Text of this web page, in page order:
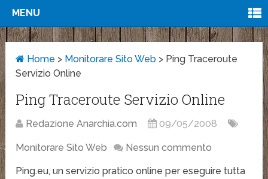
MENU
Home > Monitorare Sito Web > Ping Traceroute
Servizio Online
Ping Traceroute Servizio Online
Redazione Anarchia.com 09/05/2008
Monitorare Sito Web Nessun commento
Ping.eu, un servizio pratico online per eseguire tutta